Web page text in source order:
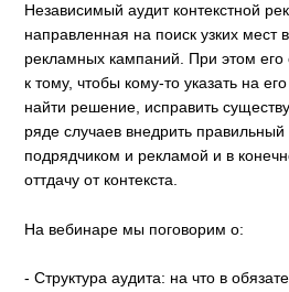
Независимый аудит контекстной
направленная на поиск узких мест
рекламных кампаний. При этом его
к тому, чтобы кому-то указать на
найти решение, исправить
ряде случаев внедрить
подрядчиком и рекламой и в
оттдачу от контекста.
На вебинаре мы поговорим о:
- Структура аудита: на что в